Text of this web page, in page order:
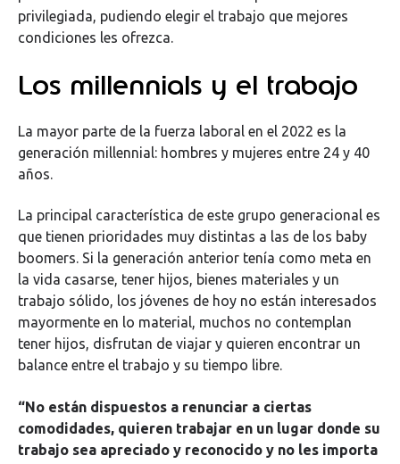
privilegiada, pudiendo elegir el trabajo que mejores
condiciones les ofrezca.
Los millennials y el trabajo
La mayor parte de la fuerza laboral en el 2022 es la
generación millennial: hombres y mujeres entre 24 y 40
años.
La principal característica de este grupo generacional es
que tienen prioridades muy distintas a las de los baby
boomers. Si la generación anterior tenía como meta en
la vida casarse, tener hijos, bienes materiales y un
trabajo sólido, los jóvenes de hoy no están interesados
mayormente en lo material, muchos no contemplan
tener hijos, disfrutan de viajar y quieren encontrar un
balance entre el trabajo y su tiempo libre.
“No están dispuestos a renunciar a ciertas
comodidades, quieren trabajar en un lugar donde su
trabajo sea apreciado y reconocido y no les importa